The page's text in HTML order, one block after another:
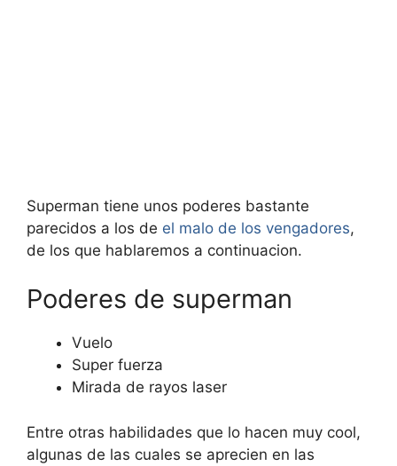
Superman tiene unos poderes bastante
parecidos a los de el malo de los vengadores,
de los que hablaremos a continuacion.
Poderes de superman
Vuelo
Super fuerza
Mirada de rayos laser
Entre otras habilidades que lo hacen muy cool,
algunas de las cuales se aprecien en las